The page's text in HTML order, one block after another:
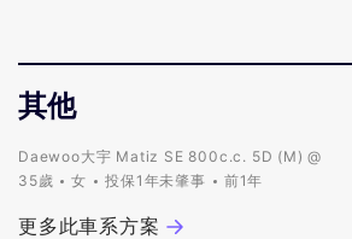
其他
Daewoo大宇 Matiz SE 800c.c. 5D (M) @
35歲
女 投保1年未肇事 前1年
更多此車系方案